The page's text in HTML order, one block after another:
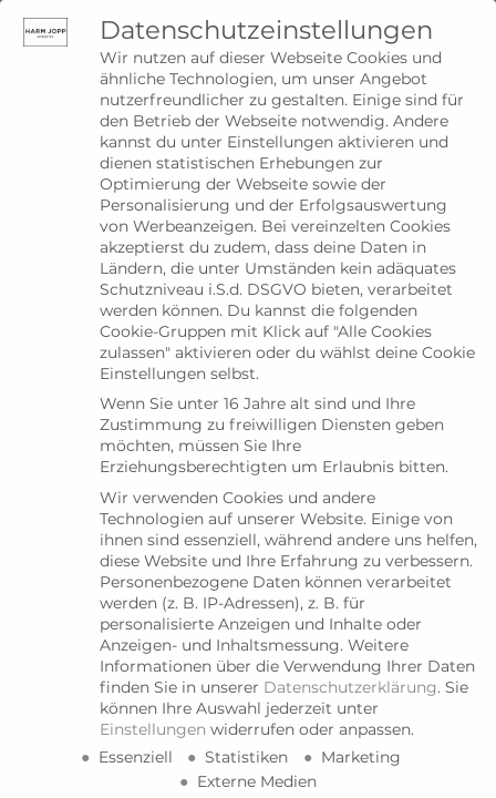
Toggle
o u r love
Datenschutzeinstellungen
Wir nutzen auf dieser Webseite Cookies und
ähnliche Technologien, um unser Angebot
nutzerfreundlicher zu gestalten. Einige sind für
den Betrieb der Webseite notwendig. Andere
kannst du unter Einstellungen aktivieren und
dienen statistischen Erhebungen zur
Optimierung der Webseite sowie der
Personalisierung und der Erfolgsauswertung
von Werbeanzeigen. Bei vereinzelten Cookies
akzeptierst du zudem, dass deine Daten in
Ländern, die unter Umständen kein adäquates
Schutzniveau i.S.d. DSGVO bieten, verarbeitet
werden können. Du kannst die folgenden
Cookie-Gruppen mit Klick auf "Alle Cookies
zulassen" aktivieren oder du wählst deine Cookie
Einstellungen selbst.
Wenn Sie unter 16 Jahre alt sind und Ihre
Zustimmung zu freiwilligen Diensten geben
möchten, müssen Sie Ihre
Erziehungsberechtigten um Erlaubnis bitten.
Wir verwenden Cookies und andere
Technologien auf unserer Website. Einige von
ihnen sind essenziell, während andere uns helfen,
diese Website und Ihre Erfahrung zu verbessern.
Personenbezogene Daten können verarbeitet
werden (z. B. IP-Adressen), z. B. für
personalisierte Anzeigen und Inhalte oder
Anzeigen- und Inhaltsmessung. Weitere
Informationen über die Verwendung Ihrer Daten
finden Sie in unserer Datenschutzerklärung. Sie
können Ihre Auswahl jederzeit unter
Einstellungen widerrufen oder anpassen.
Essenziell
Statistiken
Marketing
Externe Medien